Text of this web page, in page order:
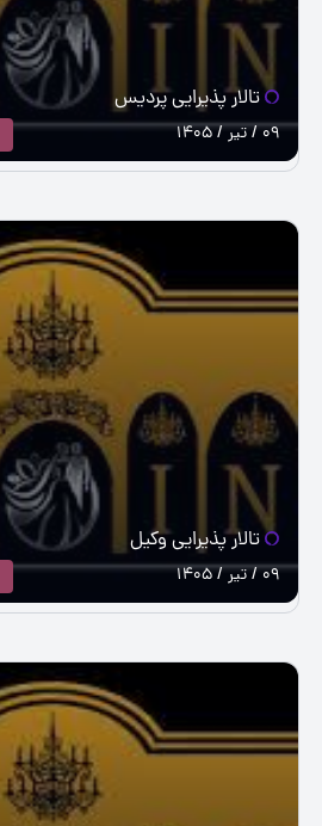
تالار پذیرایی پردیس
09 / تیر / 1405
تالار پذیرایی وکیل
09 / تیر / 1405